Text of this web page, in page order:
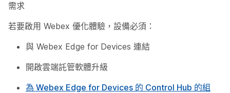
需求
若要啟用 Webex 優化體驗，設備必須：
與 Webex Edge for Devices 連結
開啟雲端託管軟體升級
為 Webex Edge for Devices 的 Control Hub 的組